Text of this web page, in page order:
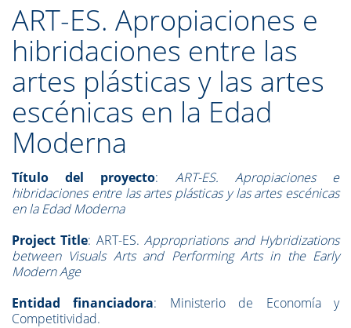
ART-ES. Apropiaciones e
hibridaciones entre las
artes plásticas y las artes
escénicas en la Edad
Moderna
Título del proyecto: ART-ES. Apropiaciones e
hibridaciones entre las artes plásticas y las artes escénicas
en la Edad Moderna
Project Title: ART-ES.Appropriations and Hybridizations
between Visuals Arts and Performing Arts in the Early
Modern Age
Entidad financiadora: Ministerio de Economía y
Competitividad.